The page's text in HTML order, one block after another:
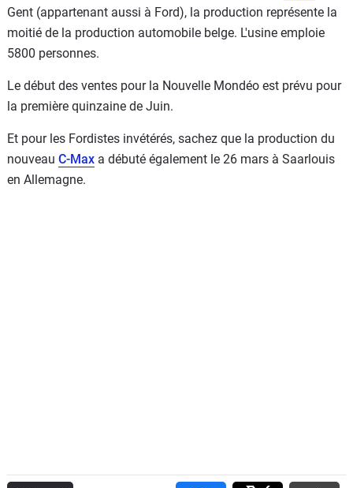
Gent (appartenant aussi à Ford), la production représente la
moitié de la production automobile belge. L'usine emploie
5800 personnes.
Le début des ventes pour la Nouvelle Mondéo est prévu pour
la première quinzaine de Juin.
Et pour les Fordistes invétérés, sachez que la production du
nouveau C-Max a débuté également le 26 mars à Saarlouis
en Allemagne.